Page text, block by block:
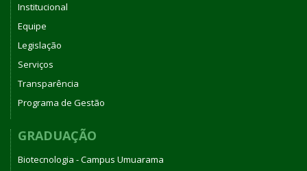
Institucional
Equipe
Legislação
Serviços
Transparência
Programa de Gestão
GRADUAÇÃO
Biotecnologia - Campus Umuarama